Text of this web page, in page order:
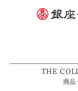
THE
商品